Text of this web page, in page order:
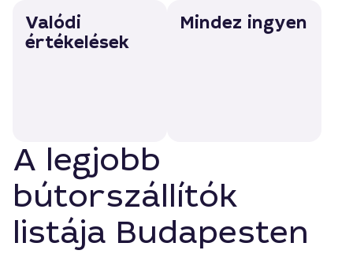
Valódi
értékelések
Mindez ingyen
A legjobb
bútorszállítók
listája Budapesten